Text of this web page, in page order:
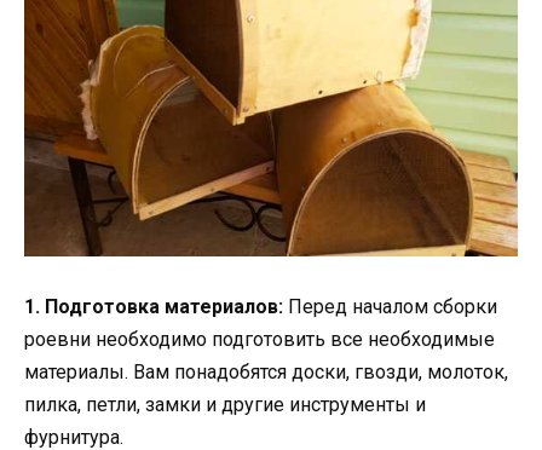
1. Подготовка материалов: Перед началом сборки
роевни необходимо подготовить все необходимые
материалы. Вам понадобятся доски, гвозди, молоток,
пилка, петли, замки и другие инструменты и
фурнитура.